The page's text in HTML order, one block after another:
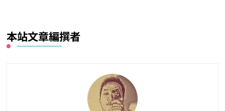
本站文章編撰者